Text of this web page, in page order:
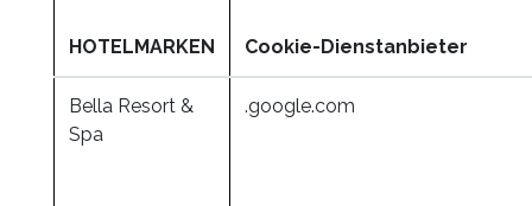
HOTELMARKEN Cookie-Dienstanbieter
Bella Resort &
Spa
.google.com